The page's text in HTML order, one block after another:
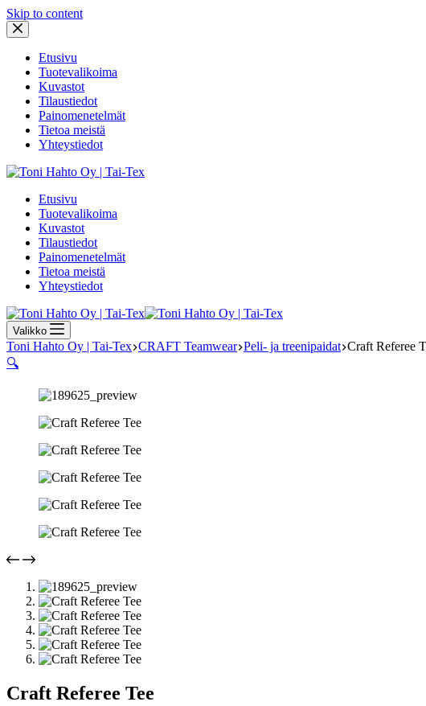
Skip to content
Etusivu
Tuotevalikoima
Kuvastot
Tilaustiedot
Painomenetelmät
Tietoa meistä
Yhteystiedot
Etusivu
Tuotevalikoima
Kuvastot
Tilaustiedot
Painomenetelmät
Tietoa meistä
Yhteystiedot
Valikko
Toni Hahto Oy | Tai-Tex CRAFT Teamwear Peli- ja treenipaidat Craft Referee
🔍
Craft Referee Tee